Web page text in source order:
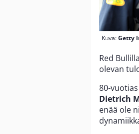
Kuva:Getty
Red
olevan
80-
Dietrich
enää ole